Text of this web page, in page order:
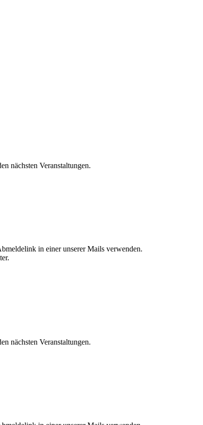
nächsten Veranstaltungen.
in einer unserer Mails verwenden.
nächsten Veranstaltungen.